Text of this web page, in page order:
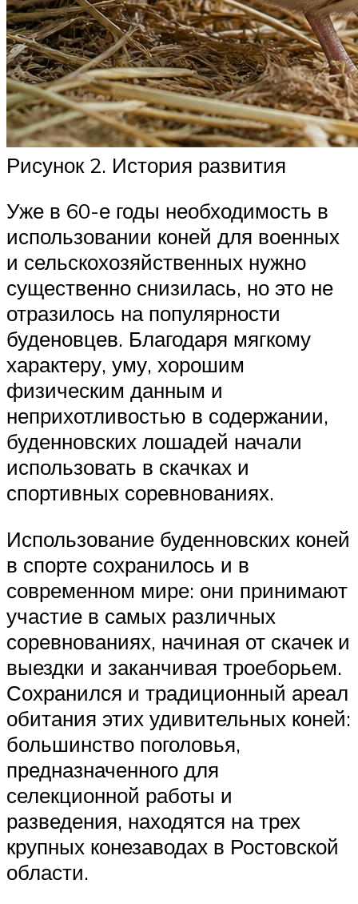
Рисунок 2. История развития
Уже в 60-е годы необходимость в
использовании коней для военных
и сельскохозяйственных нужно
существенно снизилась, но это не
отразилось на популярности
буденовцев. Благодаря мягкому
характеру, уму, хорошим
физическим данным и
неприхотливостью в содержании,
буденновских лошадей начали
использовать в скачках и
спортивных соревнованиях.
Использование буденновских коней
в спорте сохранилось и в
современном мире: они принимают
участие в самых различных
соревнованиях, начиная от скачек и
выездки и заканчивая троеборьем.
Сохранился и традиционный ареал
обитания этих удивительных коней:
большинство поголовья,
предназначенного для
селекционной работы и
разведения, находятся на трех
крупных конезаводах в Ростовской
области.